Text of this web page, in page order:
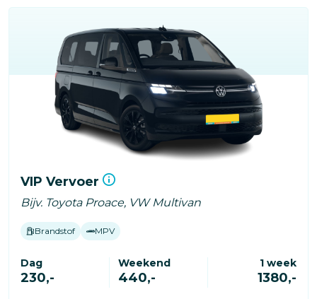
VIP Vervoer
Bijv. Toyota Proace, VW Multivan
Brandstof MPV
Dag
230,-
Weekend
440,-
1 week
1380,-